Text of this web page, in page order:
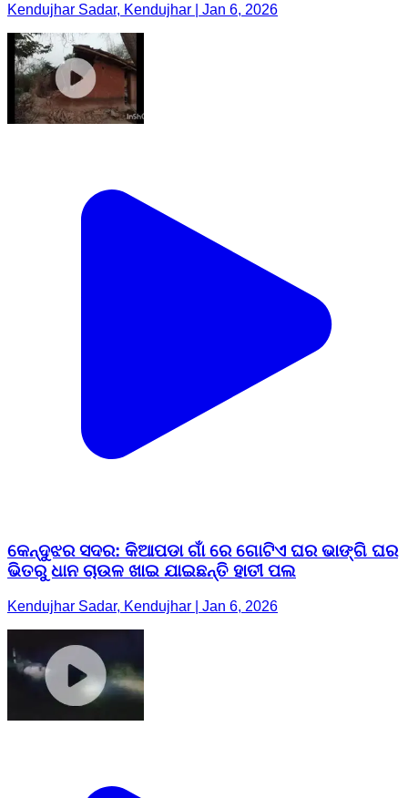
Kendujhar Sadar, Kendujhar | Jan 6, 2026
କେନ୍ଦୁଝର ସଦର: କିଆପଡା ଗାଁ ରେ ଗୋଟିଏ ଘର ଭାଙ୍ଗି ଘର
ଭିତରୁ ଧାନ ଚାଉଳ ଖାଇ ଯାଇଛନ୍ତି ହାତୀ ପଲ
Kendujhar Sadar, Kendujhar | Jan 6, 2026